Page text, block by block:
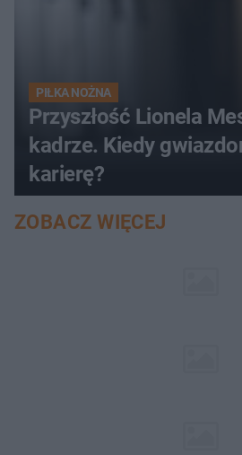
PIŁKA NOŻNA
Przyszłość Lionela
kadrze. Kiedy
karierę?
ZOBACZ WIĘCEJ